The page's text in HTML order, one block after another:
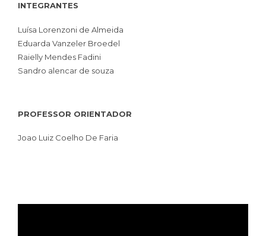
INTEGRANTES
Luísa Lorenzoni de Almeida
Eduarda Vanzeler Broedel
Raielly Mendes Fadini
Sandro alencar de souza
PROFESSOR ORIENTADOR
Joao Luiz Coelho De Faria